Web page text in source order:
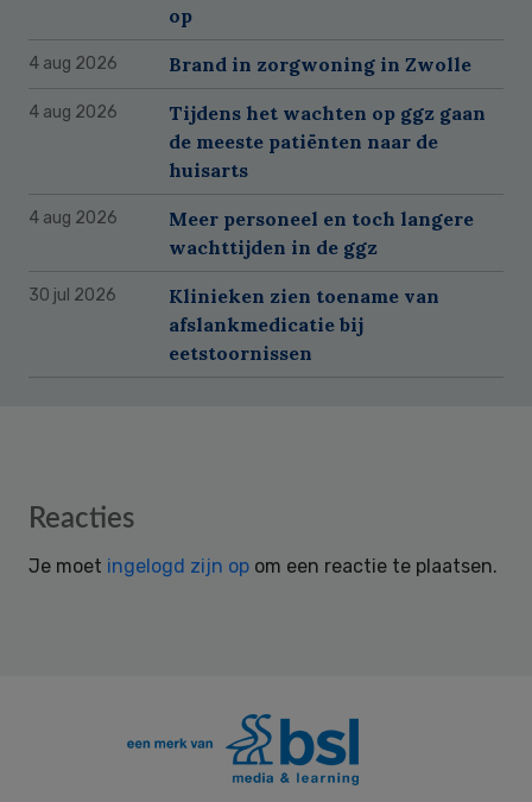
op
4 aug 2026 Brand in zorgwoning in Zwolle
4 aug 2026
Tijdens het wachten op ggz gaan
de meeste patiënten naar de
huisarts
4 aug 2026
Meer personeel en toch langere
wachttijden in de ggz
30 jul 2026
Klinieken zien toename van
afslankmedicatie bij
eetstoornissen
Reader
Reacties
Je moet ingelogd zijn op om een reactie te plaatsen.